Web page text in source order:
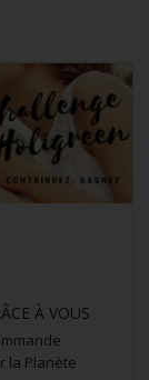
À VOUS
la Planète